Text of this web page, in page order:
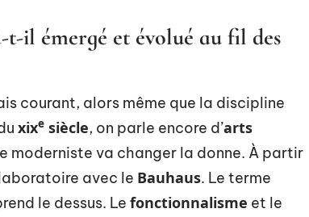
il émergé et évolué au fil des
courant, alors même que la discipline
xixe siècle, on parle encore d’arts
moderniste va changer la donne. À partir
avec le Bauhaus. Le terme
le dessus. Le fonctionnalisme et le